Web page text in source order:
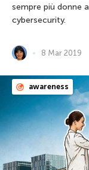
sempre più donne
cybersecurity.
8 Mar 2019
awareness